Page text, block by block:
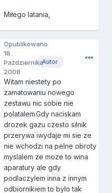
Miłego latania,
Autor
Opublikowano
16
Października
2008
Witam niestety po
zamatowaniu nowego
zestawu nic sobie nie
polatalem.Gdy naciskam
drozek gazu czesto silnik
przerywa iwydaje mi sie ze
nie wchodzi na pelne obroty
myslalem ze moze to wina
aparatury ale gdy
podlaczylem inna z innym
odbiornikiem to bylo tak